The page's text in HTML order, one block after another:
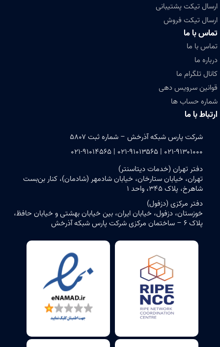
ارسال تیکت پشتیبانی
ارسال تیکت فروش
تماس با ما
تماس با ما
درباره ما
کانال تلگرام ما
قوانین سرویس دهی
شماره حساب ها
ارتباط با ما
شرکت پارس شبکه آذرخش – شماره ثبت ۵۸۰۷
۰۲۱-۹۱۳۰۱۰۰۰ | ۰۲۱-۹۱۰۱۳۵۶۵ | ۰۲۱-۹۱۰۱۴۵۶۵
دفتر تهران (خدمات دیتاسنتر)
تهران، خیابان ستارخان، خیابان شادمهر (شادمان)، کنار بن‌بست
شاهرخ، پلاک ۳۴۵، واحد ۱
دفتر مرکزی (دزفول)
خوزستان، دزفول، خیابان ایران، بین خیابان بهشتی و خیابان حافظ،
پلاک ۶ – ساختمان مرکزی شرکت پارس شبکه آذرخش